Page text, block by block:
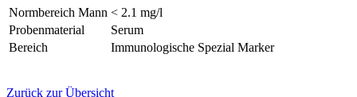
Normbereich Mann < 2.1 mg/l
Probenmaterial
Serum
Bereich
Immunologische Spezial Marker
Zurück zur Übersicht